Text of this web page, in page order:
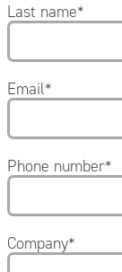
Last name*
Email*
Phone number*
Company*